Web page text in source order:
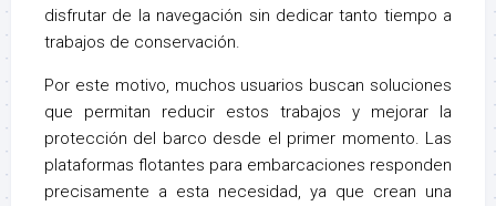
disfrutar de la navegación sin dedicar tanto tiempo a
trabajos de conservación.
Por este motivo, muchos usuarios buscan soluciones
que permitan reducir estos trabajos y mejorar la
protección del barco desde el primer momento. Las
plataformas flotantes para embarcaciones responden
precisamente a esta necesidad, ya que crean una